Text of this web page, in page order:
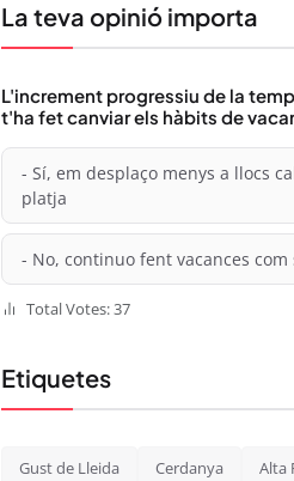
La teva opinió importa
L'increment progressiu de la
t'ha fet canviar els hàbits de
- Sí, em desplaço menys a llocs
platja
- No, continuo fent vacances com
Total Votes: 37
Etiquetes
Gust de Lleida Cerdanya Alta